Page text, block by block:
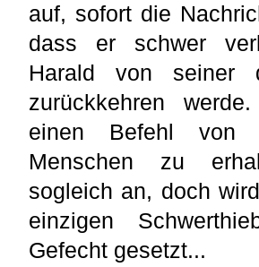
auf, sofort die
dass er schwer
Harald von seiner
zurückkehren
einen Befehl von
Menschen zu
sogleich an, doch
einzigen
Gefecht gesetzt...